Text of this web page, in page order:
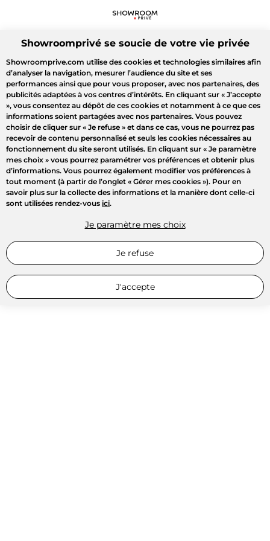
Showroomprivé se soucie de votre vie privée
Showroomprive.com utilise des cookies et technologies similaires afin
d’analyser la navigation, mesurer l’audience du site et ses
performances ainsi que pour vous proposer, avec nos partenaires, des
publicités adaptées à vos centres d’intérêts. En cliquant sur « J’accepte
», vous consentez au dépôt de ces cookies et notamment à ce que ces
informations soient partagées avec nos partenaires. Vous pouvez
choisir de cliquer sur « Je refuse » et dans ce cas, vous ne pourrez pas
recevoir de contenu personnalisé et seuls les cookies nécessaires au
fonctionnement du site seront utilisés. En cliquant sur « Je paramètre
mes choix » vous pourrez paramétrer vos préférences et obtenir plus
d’informations. Vous pourrez également modifier vos préférences à
tout moment (à partir de l’onglet « Gérer mes cookies »). Pour en
savoir plus sur la collecte des informations et la manière dont celle-ci
sont utilisées rendez-vous ici.
Je paramètre mes choix
Je refuse
J'accepte